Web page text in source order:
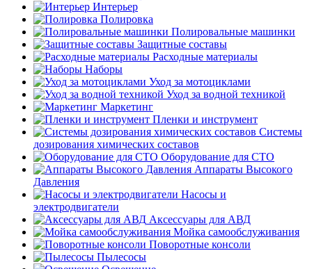
Интерьер
Полировка
Полировальные машинки
Защитные составы
Расходные материалы
Наборы
Уход за мотоциклами
Уход за водной техникой
Маркетинг
Пленки и инструмент
Системы
дозирования химических составов
Оборудование для СТО
Аппараты Высокого
Давления
Насосы и
электродвигатели
Аксессуары для АВД
Мойка самообслуживания
Поворотные консоли
Пылесосы